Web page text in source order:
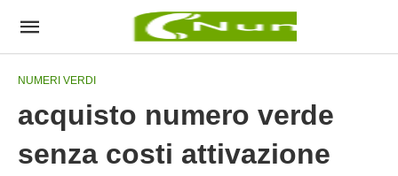
NUMERI VERDI
acquisto numero verde
senza costi attivazione